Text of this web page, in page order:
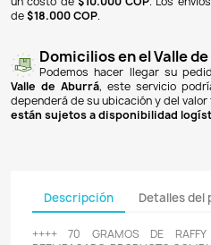
NOTIFICARME
Bancolombia, Davivienda
PSEy contarjetas de